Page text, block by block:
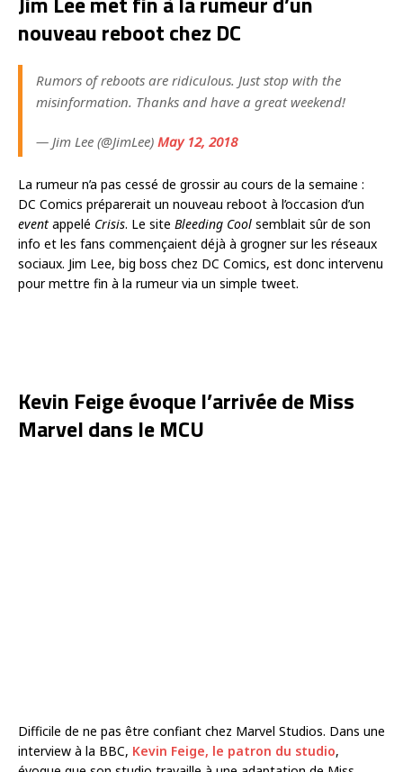
nouveau reboot chez DC
Rumors of reboots are ridiculous. Just stop with the
misinformation. Thanks and have a great weekend!
— Jim Lee (@JimLee) May 12, 2018
La rumeur n’a pas cessé de grossir au cours de la semaine :
DC Comics préparerait un nouveau reboot à l’occasion d’un
event appelé Crisis. Le site Bleeding Cool semblait sûr de son
info et les fans commençaient déjà à grogner sur les réseaux
sociaux. Jim Lee, big boss chez DC Comics, est donc intervenu
pour mettre fin à la rumeur via un simple tweet.
Kevin Feige évoque l’arrivée de Miss
Marvel dans le MCU
Difficile de ne pas être confiant chez Marvel Studios. Dans une
interview à la BBC, Kevin Feige, le patron du studio,